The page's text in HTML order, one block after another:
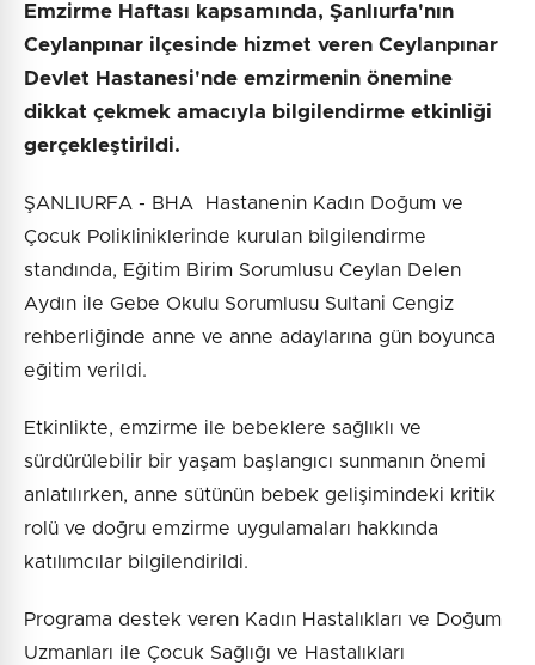
Emzirme Haftası kapsamında, Şanlıurfa'nın
Ceylanpınar ilçesinde hizmet veren Ceylanpınar
Devlet Hastanesi'nde emzirmenin önemine
dikkat çekmek amacıyla bilgilendirme etkinliği
gerçekleştirildi.
ŞANLIURFA - BHA Hastanenin Kadın Doğum ve
Çocuk Polikliniklerinde kurulan bilgilendirme
standında, Eğitim Birim Sorumlusu Ceylan Delen
Aydın ile Gebe Okulu Sorumlusu Sultani Cengiz
rehberliğinde anne ve anne adaylarına gün boyunca
eğitim verildi.
Etkinlikte, emzirme ile bebeklere sağlıklı ve
sürdürülebilir bir yaşam başlangıcı sunmanın önemi
anlatılırken, anne sütünün bebek gelişimindeki kritik
rolü ve doğru emzirme uygulamaları hakkında
katılımcılar bilgilendirildi.
Programa destek veren Kadın Hastalıkları ve Doğum
Uzmanları ile Çocuk Sağlığı ve Hastalıkları